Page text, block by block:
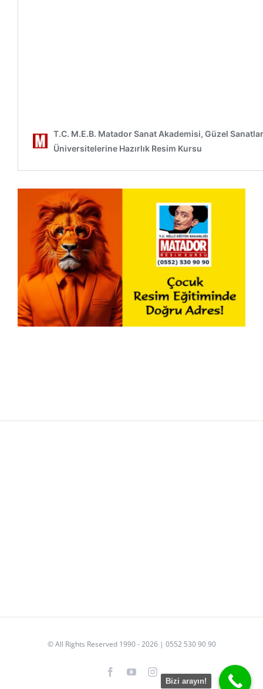
© All Rights Reserved 1990 - 2026 | 0552 530 90 90
FacebookYouTubeInstagram
Bizi arayın!